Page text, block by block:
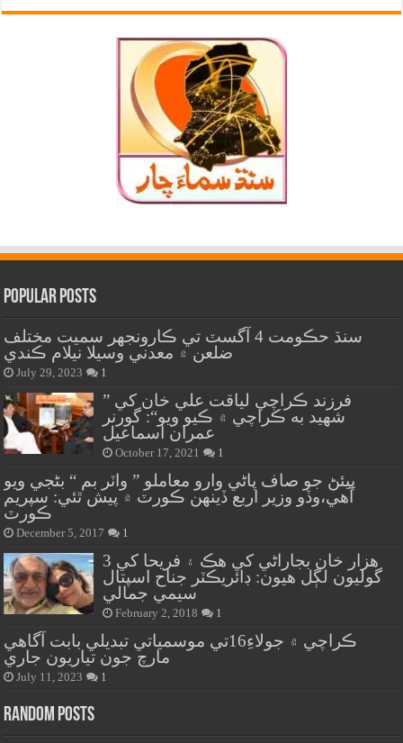
Popular Posts
سنڌ حڪومت 4 آگسٽ تي ڪارونجهر سميت مختلف
ضلعن ۾ معدني وسيلا نيلام ڪندي
July 29, 2023 1
” فرزند ڪراچي لياقت علي خان کي
شهيد به ڪراچي ۾ ڪيو ويو“: گورنر
عمران اسماعيل
October 17, 2021 1
پيئڻ جو صاف پاڻي وارو معاملو ” واٽر بم “ بڻجي ويو
آهي،وڏو وزير اربع ڏينهن ڪورٽ ۾ پيش ٿئي: سپريم
ڪورٽ
December 5, 2017 1
هزار خان بجاراڻي کي هڪ ۽ فريحا کي 3
گوليون لڳل هيون: ڊائريڪٽر جناح اسپتال
سيمي جمالي
February 2, 2018 1
ڪراچي ۾ جولاءِ16تي موسمياتي تبديلي بابت آگاهي
مارچ جون تياريون جاري
July 11, 2023 1
Random Posts